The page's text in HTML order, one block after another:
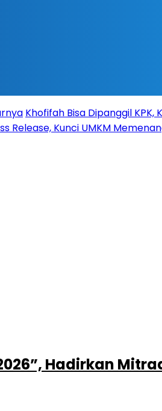
Khofifah Bisa Dipanggil KPK,
Release, Kunci UMKM
Hadirkan